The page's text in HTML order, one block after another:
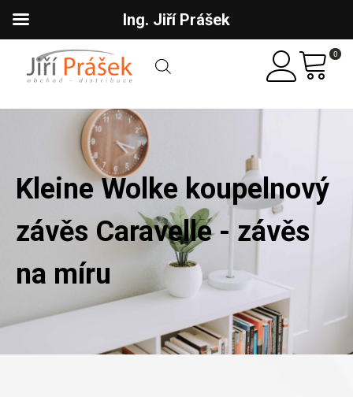
0
Kleine Wolke koupelnový
závěs Caravelle - závěs
na míru
Ing. Jiří Prášek